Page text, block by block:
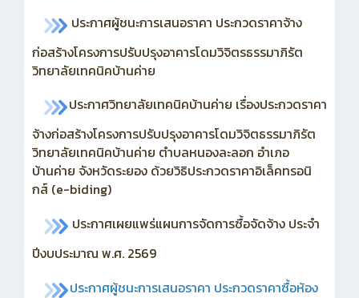
ประกาศผู้ชนะการเสนอราคา ประกวดราคาจ้าง
ก่อสร้างโครงการปรับปรุงอาคารโดมวิจิตรธรรมาภิรัต
วิทยาลัยเทคนิคบ้านค่าย
ประกาศวิทยาลัยเทคนิคบ้านค่าย เรื่องประกวดราคา
จ้างก่อสร้างโครงการปรับปรุงอาคารโดมวิจิตธรรมาภิรัต
วิทยาลัยเทคนิคบ้านค่าย ตำบลหนองละลอก อำเภอ
บ้านค่าย จังหวัดระยอง ด้วยวิธิประกวดราคาอิเล็คทรอนิ
กส์ (e-biding)
ประกาศเผยแพร่แผนการจัดการซื้อจัดจ้าง ประจำ
ปีงบประมาณ พ.ศ. 2569
ประกาศผู้ชนะการเสนอราคา ประกวดราคาซื้อห้อง